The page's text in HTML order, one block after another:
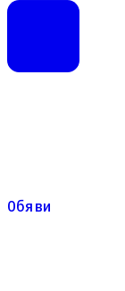
Обяви